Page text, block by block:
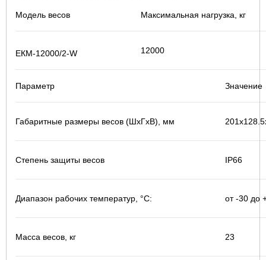
Модель весов Максимальная нагрузка, кг
ЕКМ-12000/2-W 12000
Параметр Значение
Габаритные размеры весов (ШхГхВ), мм
Степень защиты весов IP66
Диапазон рабочих температур, °С: от -30 до
Масса весов, кг 23